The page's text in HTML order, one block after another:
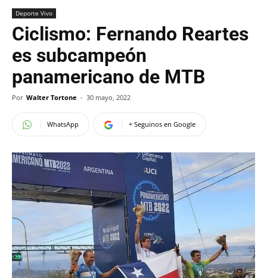
Deporte Vivo
Ciclismo: Fernando Reartes
es subcampeón
panamericano de MTB
Por Walter Tortone - 30 mayo, 2022
WhatsApp + Seguinos en Google